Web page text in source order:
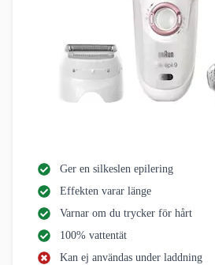
Ger en silkeslen epilering
Effekten varar länge
Varnar om du trycker för hårt
100% vattentät
Kan ej användas under laddning